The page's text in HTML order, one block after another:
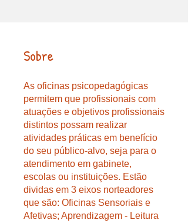
Sobre
As oficinas psicopedagógicas
permitem que profissionais com
atuações e objetivos profissionais
distintos possam realizar
atividades práticas em benefício
do seu público-alvo, seja para o
atendimento em gabinete,
escolas ou instituições. Estão
dividas em 3 eixos norteadores
que são: Oficinas Sensoriais e
Afetivas; Aprendizagem - Leitura